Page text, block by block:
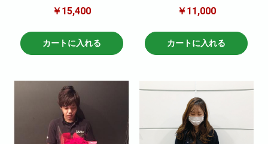
バルーンを入れて可愛くアレン
ジ。お客様の大切な記念日、イ
す。
備考欄に何色で作成希望と記載
頂ければ大丈夫です。
※お花の仕入れの関係上入荷出来
ない場合いますので
￥15,400
カートに入れる
レンジなどでも作成可能です。
※お花の仕入れの関係上入荷出来
ない場合いますので
ご了承下さいませ。
￥11,000
カートに入れる